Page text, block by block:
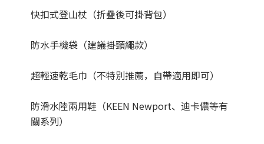
快扣式登山杖（折疊後可掛背包）
防水手機袋（建議掛頸繩款）
超輕速乾毛巾（不特別推薦，自帶適用即可）
防滑水陸兩用鞋（KEEN Newport、迪卡儂等有
關系列）